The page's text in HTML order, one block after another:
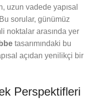
uzun vadede yapısal
sorular, günümüz
noktalar arasında yer
tasarımındaki bu
açıdan yenilikçi bir
Perspektifleri